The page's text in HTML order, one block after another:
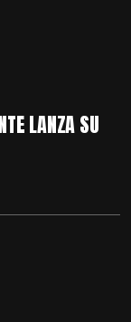
LANZA SU